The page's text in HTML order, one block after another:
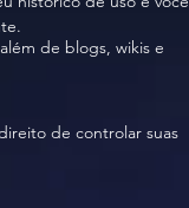
de blogs, wikis e
de controlar suas